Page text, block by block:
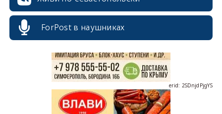
ForPost в наушниках
erid: 2SDnjdPjgYS